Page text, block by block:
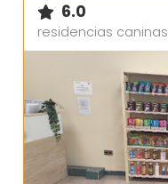
6.0
residencias caninas